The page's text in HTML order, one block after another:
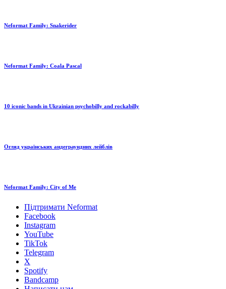
Neformat Family: Snakerider
Neformat Family: Coala Pascal
10 iconic bands in Ukrainian psychobilly and rockabilly
Огляд українських андеграундних лейблів
Neformat Family: City of Me
Підтримати Neformat
Facebook
Instagram
YouTube
TikTok
Telegram
X
Spotify
Bandcamp